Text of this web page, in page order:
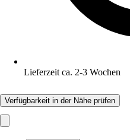
Lieferzeit ca. 2-3 Wochen
Verfügbarkeit in der Nähe prüfen